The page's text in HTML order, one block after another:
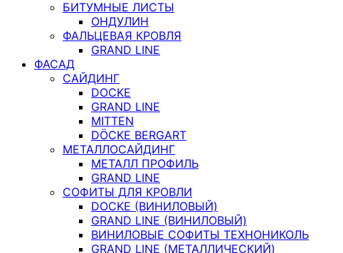
БИТУМНЫЕ ЛИСТЫ
ОНДУЛИН
ФАЛЬЦЕВАЯ КРОВЛЯ
GRAND LINE
ФАСАД
САЙДИНГ
DOCKE
GRAND LINE
MITTEN
DÖCKE BERGART
МЕТАЛЛОСАЙДИНГ
МЕТАЛЛ ПРОФИЛЬ
GRAND LINE
СОФИТЫ ДЛЯ КРОВЛИ
DOCKE (ВИНИЛОВЫЙ)
GRAND LINE (ВИНИЛОВЫЙ)
ВИНИЛОВЫЕ СОФИТЫ ТЕХНОНИКОЛЬ
GRAND LINE (МЕТАЛЛИЧЕСКИЙ)